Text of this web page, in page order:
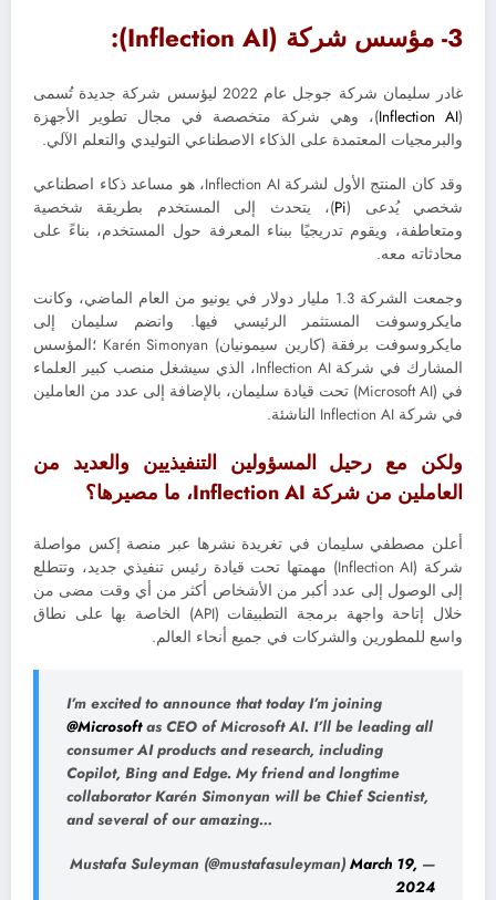
3- مؤسس شركة (Inflection AI):
غادر سليمان شركة جوجل عام 2022 ليؤسس شركة جديدة تُسمى
(
Inflection AI)، وهي شركة متخصصة في مجال تطوير الأجهزة
والبرمجيات المعتمدة على الذكاء الاصطناعي التوليدي والتعلم الآلي.
وقد كان المنتج الأول لشركة Inflection AI، هو مساعد ذكاء اصطناعي
شخصي يُدعى (Pi)، يتحدث إلى المستخدم بطريقة شخصية
ومتعاطفة، ويقوم تدريجيًا ببناء المعرفة حول المستخدم، بناءً على
محادثاته معه.
وجمعت الشركة 1.3 مليار دولار في يونيو من العام الماضي، وكانت
مايكروسوفت المستثمر الرئيسي فيها. وانضم سليمان إلى
مايكروسوفت برفقة (كارين سيمونيان) Karén Simonyan ؛المؤسس
المشارك في شركة Inflection AI، الذي سيشغل منصب كبير العلماء
في (Microsoft AI) تحت قيادة سليمان، بالإضافة إلى عدد من العاملين
في شركة Inflection AI الناشئة.
ولكن مع رحيل المسؤولين التنفيذيين والعديد من
العاملين من شركة Inflection AI، ما مصيرها؟
أعلن مصطفي سليمان في تغريدة نشرها عبر منصة إكس مواصلة
شركة (Inflection AI) مهمتها تحت قيادة رئيس تنفيذي جديد، وتتطلع
إلى الوصول إلى عدد أكبر من الأشخاص أكثر من أي وقت مضى من
خلال إتاحة واجهة برمجة التطبيقات (API) الخاصة بها على نطاق
واسع للمطورين والشركات في جميع أنحاء العالم.
I’m excited to announce that today I’m joining
@Microsoftas CEO of Microsoft AI. I’ll be leading all
consumer AI products and research, including
Copilot, Bing and Edge. My friend and longtime
collaborator Karén Simonyan will be Chief Scientist,
and several of our amazing…
— Mustafa Suleyman (@mustafasuleyman)
March 19,
2024